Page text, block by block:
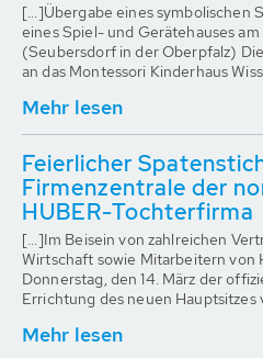
[...]Übergabe eines symbolischen
eines Spiel- und Gerätehauses am
(Seubersdorf in der Oberpfalz)
an das Montessori Kinderhaus
Mehr lesen
Feierlicher
Firmenzentrale der
HUBER-Tochterfirma
[...]Im Beisein von zahlreichen
Wirtschaft sowie Mitarbeitern von
Donnerstag, den 14. März der
Errichtung des neuen Hauptsitzes
Mehr lesen